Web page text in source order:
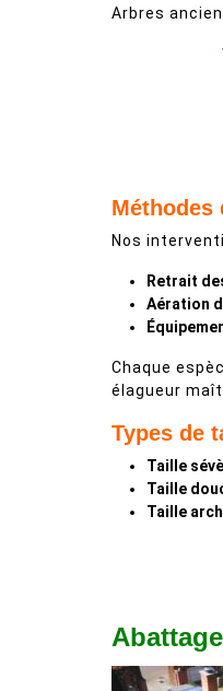
Arbres
Méthodes
Nos
Retrait
Aération
Chaque
élagueur
Types de
Taille
Taille
Taille